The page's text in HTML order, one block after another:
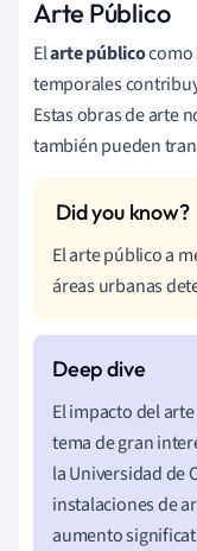
Arte Público
Elarte públicocomo
temporales
Estas obras de arte
también pueden
El arte público a
áreas urbanas
El impacto del
tema de gran
la Universidad de
instalaciones de
aumento